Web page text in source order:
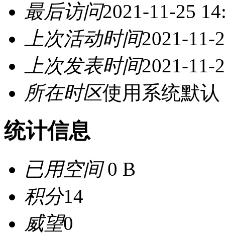
最后访问2021-11-25
上次活动时间2021-11-
上次发表时间2021-11-
所在时区使用系统默认
统计信息
已用空间0 B
积分14
威望0